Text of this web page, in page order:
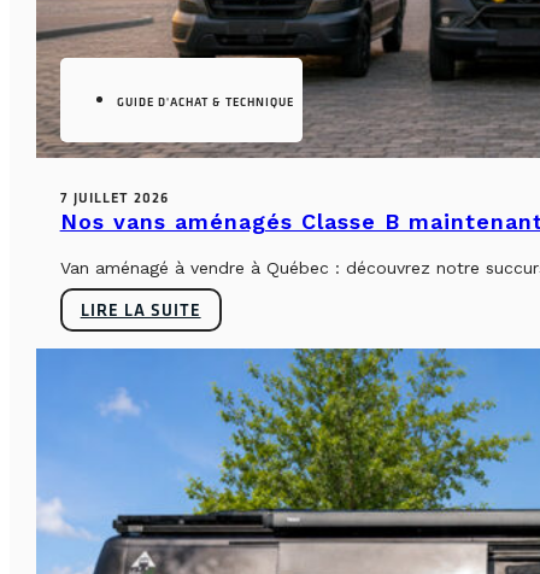
GUIDE D'ACHAT & TECHNIQUE
7 JUILLET 2026
Nos vans aménagés Classe B
Van aménagé à vendre à Québec : découvrez notre
LIRE LA SUITE